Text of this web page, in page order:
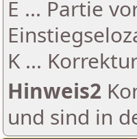
E ... Partie
K ...
Hinweis2
und sind in